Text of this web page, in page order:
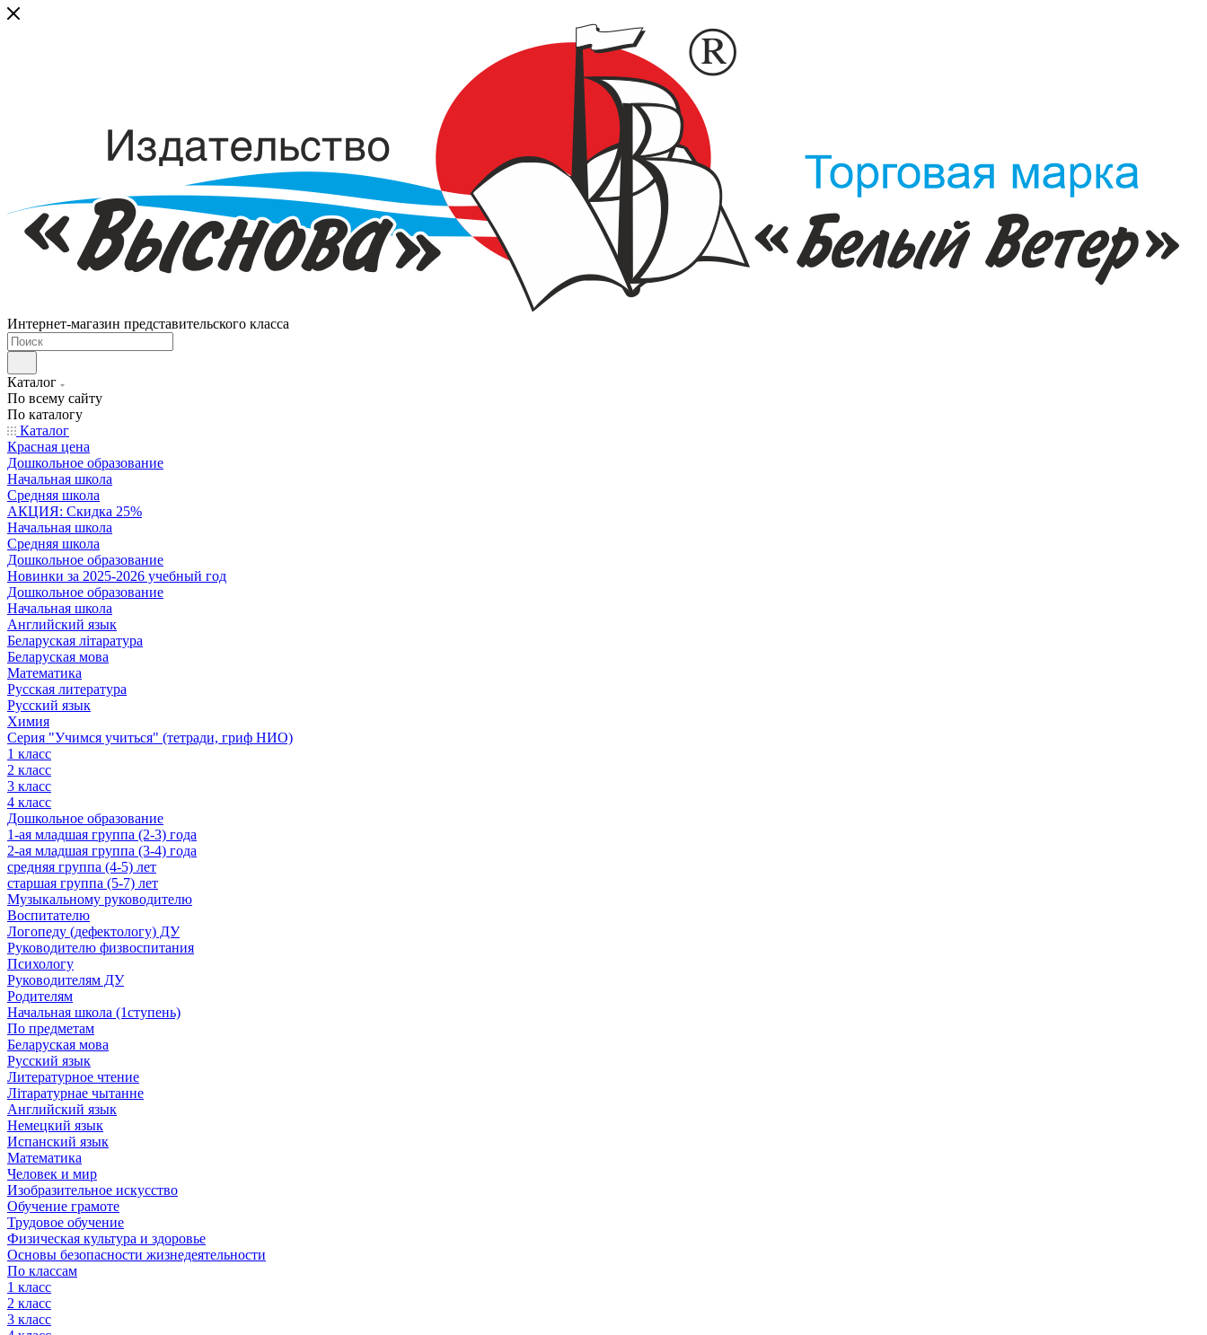
Интернет-магазин представительского класса
Каталог
По всему сайту
По каталогу
Каталог
Красная цена
Дошкольное образование
Начальная школа
Средняя школа
АКЦИЯ: Скидка 25%
Начальная школа
Средняя школа
Дошкольное образование
Новинки за 2025-2026 учебный год
Дошкольное образование
Начальная школа
Английский язык
Беларуская літаратура
Беларуская мова
Математика
Русская литература
Русский язык
Химия
Серия "Учимся учиться" (тетради, гриф НИО)
1 класс
2 класс
3 класс
4 класс
Дошкольное образование
1-ая младшая группа (2-3) года
2-ая младшая группа (3-4) года
средняя группа (4-5) лет
старшая группа (5-7) лет
Музыкальному руководителю
Воспитателю
Логопеду (дефектологу) ДУ
Руководителю физвоспитания
Психологу
Руководителям ДУ
Родителям
Начальная школа (1ступень)
По предметам
Беларуская мова
Русский язык
Литературное чтение
Літаратурнае чытанне
Английский язык
Немецкий язык
Испанский язык
Математика
Человек и мир
Изобразительное искусство
Обучение грамоте
Трудовое обучение
Физическая культура и здоровье
Основы безопасности жизнедеятельности
По классам
1 класс
2 класс
3 класс